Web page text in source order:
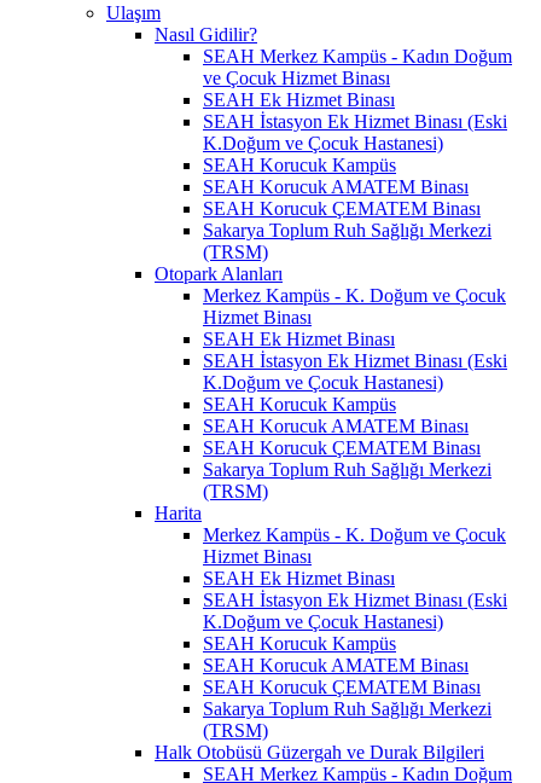
Ulaşım
Nasıl Gidilir?
SEAH Merkez Kampüs - Kadın Doğum
ve Çocuk Hizmet Binası
SEAH Ek Hizmet Binası
SEAH İstasyon Ek Hizmet Binası (Eski
K.Doğum ve Çocuk Hastanesi)
SEAH Korucuk Kampüs
SEAH Korucuk AMATEM Binası
SEAH Korucuk ÇEMATEM Binası
Sakarya Toplum Ruh Sağlığı Merkezi
(TRSM)
Otopark Alanları
Merkez Kampüs - K. Doğum ve Çocuk
Hizmet Binası
SEAH Ek Hizmet Binası
SEAH İstasyon Ek Hizmet Binası (Eski
K.Doğum ve Çocuk Hastanesi)
SEAH Korucuk Kampüs
SEAH Korucuk AMATEM Binası
SEAH Korucuk ÇEMATEM Binası
Sakarya Toplum Ruh Sağlığı Merkezi
(TRSM)
Harita
Merkez Kampüs - K. Doğum ve Çocuk
Hizmet Binası
SEAH Ek Hizmet Binası
SEAH İstasyon Ek Hizmet Binası (Eski
K.Doğum ve Çocuk Hastanesi)
SEAH Korucuk Kampüs
SEAH Korucuk AMATEM Binası
SEAH Korucuk ÇEMATEM Binası
Sakarya Toplum Ruh Sağlığı Merkezi
(TRSM)
Halk Otobüsü Güzergah ve Durak Bilgileri
SEAH Merkez Kampüs - Kadın Doğum